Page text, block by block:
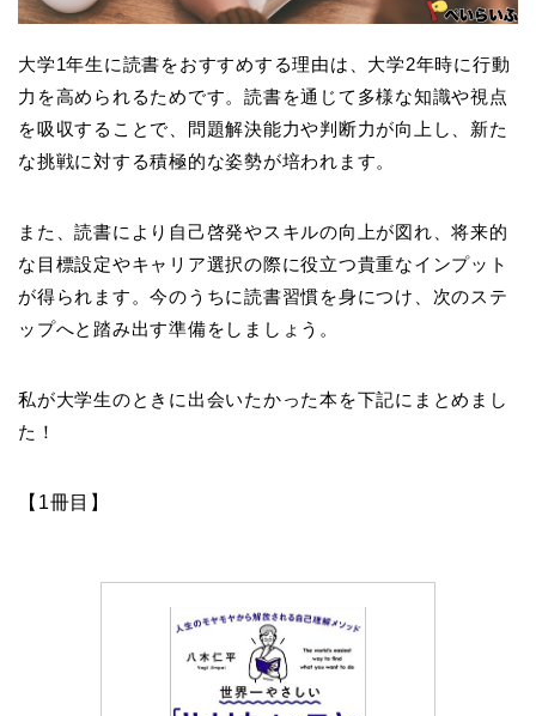
大学1年生に読書をおすすめする理由は、大学2年時に行動
力を高められるためです。読書を通じて多様な知識や視点
を吸収することで、問題解決能力や判断力が向上し、新た
な挑戦に対する積極的な姿勢が培われます。
また、読書により自己啓発やスキルの向上が図れ、将来的
な目標設定やキャリア選択の際に役立つ貴重なインプット
が得られます。今のうちに読書習慣を身につけ、次のステ
ップへと踏み出す準備をしましょう。
私が大学生のときに出会いたかった本を下記にまとめまし
た！
【1冊目】